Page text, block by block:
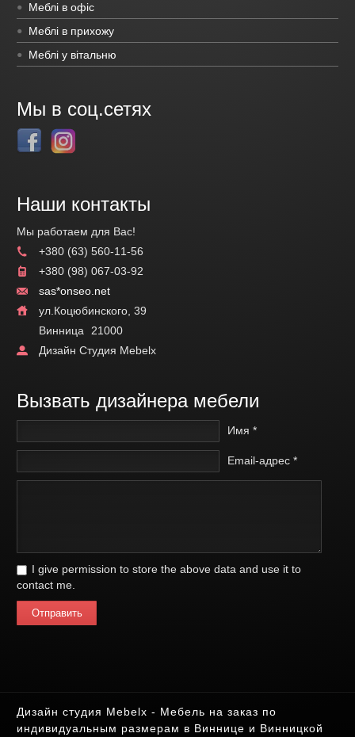
Меблі в офіс
Меблі в прихожу
Меблі у вітальню
Мы в соц.сетях
Наши контакты
Мы работаем для Вас!
+380 (63) 560-11-56
+380 (98) 067-03-92
sas*onseo.net
ул.Коцюбинского, 39
Винница 21000
Дизайн Студия Mebelx
Вызвать дизайнера мебели
Имя *
Email-адрес *
I give permission to store the above data and use it to
contact me.
Отправить
Дизайн студия Mebelx - Мебель на заказ по
индивидуальным размерам в Виннице и Винницкой